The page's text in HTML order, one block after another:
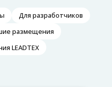
Для разработчиков
размещения
LEADTEX